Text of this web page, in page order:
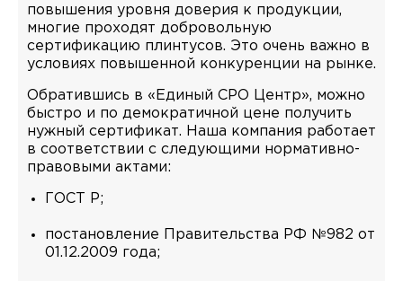
повышения уровня доверия к продукции,
многие проходят добровольную
сертификацию плинтусов. Это очень важно в
условиях повышенной конкуренции на рынке.
Обратившись в «Единый СРО Центр», можно
быстро и по демократичной цене получить
нужный сертификат. Наша компания работает
в соответствии с следующими нормативно-
правовыми актами:
ГОСТ Р;
постановление Правительства РФ №982 от
01.12.2009 года;